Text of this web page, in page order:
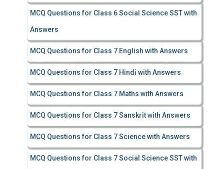
MCQ Questions for Class 6 Social Science SST with
Answers
MCQ Questions for Class 7 English with Answers
MCQ Questions for Class 7 Hindi with Answers
MCQ Questions for Class 7 Maths with Answers
MCQ Questions for Class 7 Sanskrit with Answers
MCQ Questions for Class 7 Science with Answers
MCQ Questions for Class 7 Social Science SST with